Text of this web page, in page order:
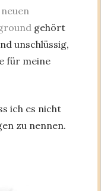
neuen
gehört
unschlüssig,
für meine
ich es nicht
zu nennen.